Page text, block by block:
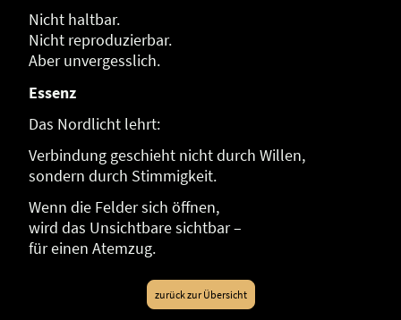
Nicht haltbar.
Nicht reproduzierbar.
Aber unvergesslich.
Essenz
Das Nordlicht lehrt:
Verbindung geschieht nicht durch Willen,
sondern durch Stimmigkeit.
Wenn die Felder sich öffnen,
wird das Unsichtbare sichtbar –
für einen Atemzug.
zurück zur Übersicht